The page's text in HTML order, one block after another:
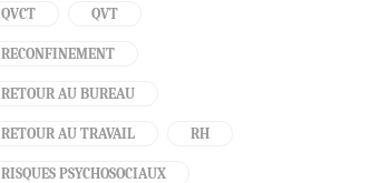
QVCT QVT
RECONFINEMENT
RETOUR AU BUREAU
RETOUR AU TRAVAIL RH
RISQUES PSYCHOSOCIAUX